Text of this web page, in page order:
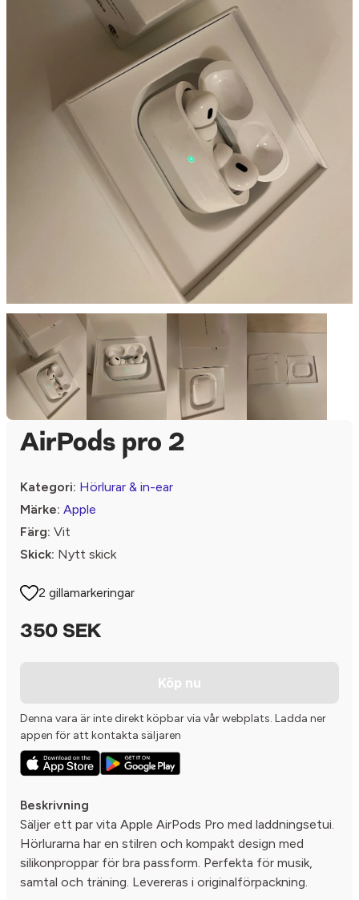
AirPods pro 2
Kategori: Hörlurar & in-ear
Märke: Apple
Färg: Vit
Skick: Nytt skick
2 gillamarkeringar
350 SEK
Köp nu
Denna vara är inte direkt köpbar via vår webplats. Ladda ner
appen för att kontakta säljaren
Beskrivning
Säljer ett par vita Apple AirPods Pro med laddningsetui.
Hörlurarna har en stilren och kompakt design med
silikonproppar för bra passform. Perfekta för musik,
samtal och träning. Levereras i originalförpackning.